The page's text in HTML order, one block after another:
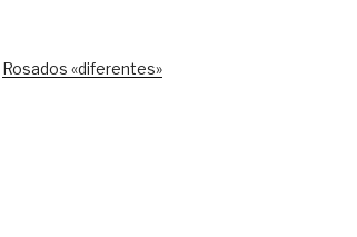
Rosados «diferentes»